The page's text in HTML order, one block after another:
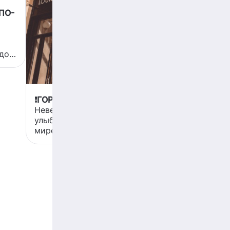
❗️ГОРОД МИЛАН, ИТАЛИЯ
Невероятная архитектура,
улыбчивые люди и самая вкусная в
мире пицца 🍕